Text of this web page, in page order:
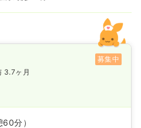
募集中
3.7ヶ月
60分）